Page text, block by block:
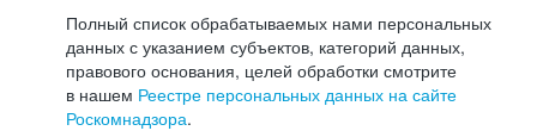
Полный список обрабатываемых нами персональных
данных с указанием субъектов, категорий данных,
правового основания, целей обработки смотрите
в нашем Реестре персональных данных на сайте
Роскомнадзора.